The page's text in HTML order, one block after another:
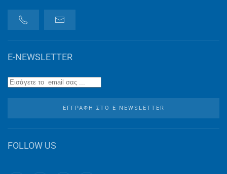
E-NEWSLETTER
ΕΓΓΡΑΦΉ ΣΤO E-NEWSLETTER
FOLLOW US